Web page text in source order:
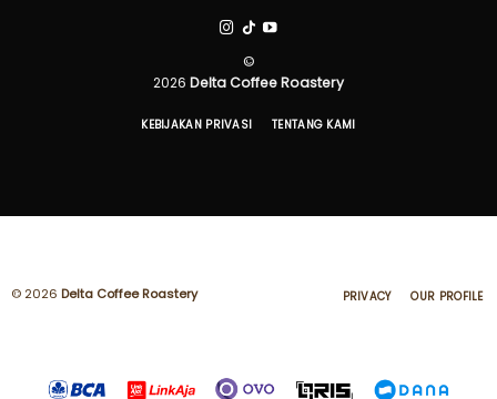
©
2026 Delta Coffee Roastery
KEBIJAKAN PRIVASI TENTANG KAMI
© 2026 Delta Coffee Roastery PRIVACY OUR PROFILE